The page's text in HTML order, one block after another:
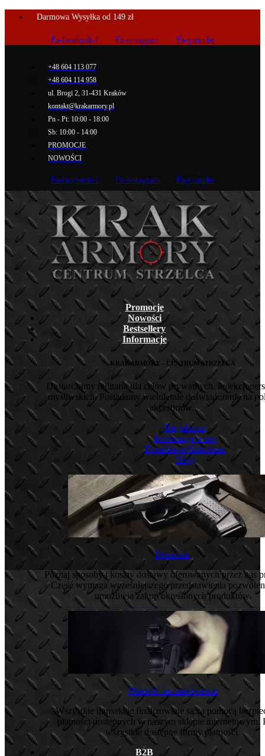
Darmowa Wysyłka od 149 zł
Fa-facebook-f Fa-instagram Fa-youtube
+48 604 113 077
+48 604 114 958
ul. Brogi 2, 31-431 Kraków
kontakt@krakarmory.pl
Pn - Pt: 10:00 - 18:00
Sb: 10:00 - 14:00
PROMOCJE
NOWOŚCI
Fa-facebook-f Fa-instagram Fa-youtube
Promocje
Nowości
Bestsellery
Informacje
KRAKARMORY - CENTRUM STRZELCA
Dostarczamy militaria dla celów prywatnych,
myśliwskich. Posiadamy wieloletnie doświadczenie na
akcesoriów.
Regulamin
Informacje o nas
Doradztwo/Szkolenia
Blog
Dostawa
Poznaj sposoby i koszty dostawy oferowanych przez nas
Część wymaga wcześniejszego przedstawienia
umożliwia zakup określonych produktów.
Płatność za zamówienie
Wszystkie transakcje finalizowane są za pomocą
płatności dostępnych w naszym sklepie internetowym.
wszystkie dostępne formy płatności.
B2B